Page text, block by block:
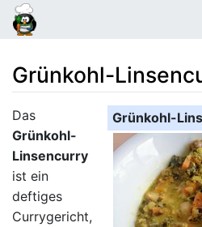
Grünkohl-
Wechseln zu: Navigation,Suche
Grünkohl-
Das
Grünkohl-
Linsencurry
ist ein
deftiges
Currygericht,